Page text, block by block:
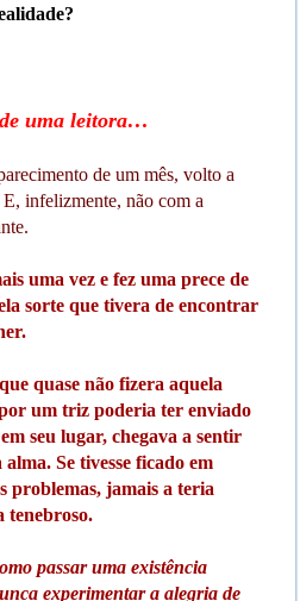
uma leitora…
de um mês, volto a
infelizmente, não com a
uma vez e fez uma prece de
sorte que tivera de encontrar
quase não fizera aquela
um triz poderia ter enviado
seu lugar, chegava a sentir
Se tivesse ficado em
problemas, jamais a teria
tenebroso.
passar uma existência
experimentar a alegria de